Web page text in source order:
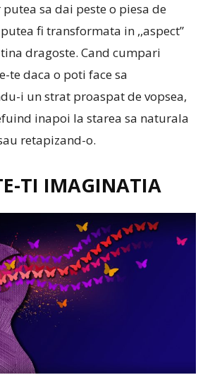
sa dai peste o piesa de
fi transformata in ,,aspect”
dragoste. Cand cumpari
te daca o poti face sa
i un strat proaspat de vopsea,
inapoi la starea sa naturala
retapizand-o.
TI IMAGINATIA